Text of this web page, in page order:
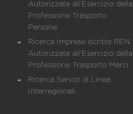
Autorizzate all'Esercizio della
Professione Trasporto
Persone
Ricerca Imprese iscritte REN
Autorizzate all'Esercizio della
Professione Trasporto Merci
Ricerca Servizi di Linea
Interregionali